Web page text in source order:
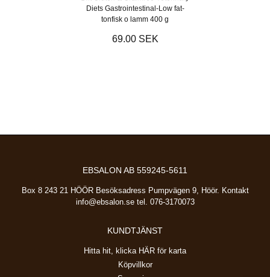
Diets Gastrointestinal-Low fat-
tonfisk o lamm 400 g
69.00 SEK
EBSALON AB 559245-5611
Box 8 243 21 HÖÖR Besöksadress Pumpvägen 9, Höör. Kontakt
info@ebsalon.setel. 076-3170073
KUNDTJÄNST
Hitta hit, klicka HÄR för karta
Köpvillkor